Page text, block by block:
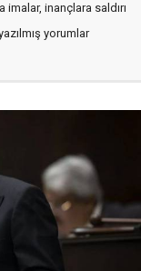
inançlara saldırı
yorumlar